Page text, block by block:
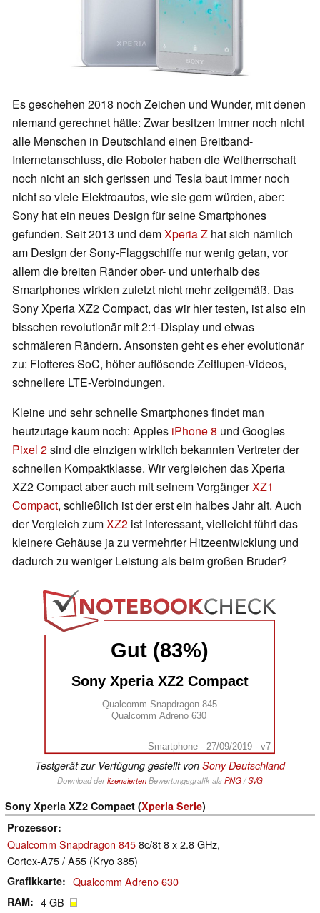
Es geschehen 2018 noch Zeichen und Wunder, mit denen
niemand gerechnet hätte: Zwar besitzen immer noch nicht
alle Menschen in Deutschland einen Breitband-
Internetanschluss, die Roboter haben die Weltherrschaft
noch nicht an sich gerissen und Tesla baut immer noch
nicht so viele Elektroautos, wie sie gern würden, aber:
Sony hat ein neues Design für seine Smartphones
gefunden. Seit 2013 und demXperia Z hat sich nämlich
am Design der Sony-Flaggschiffe nur wenig getan, vor
allem die breiten Ränder ober- und unterhalb des
Smartphones wirkten zuletzt nicht mehr zeitgemäß. Das
Sony Xperia XZ2 Compact, das wir hier testen, ist also ein
bisschen revolutionär mit 2:1-Display und etwas
schmäleren Rändern. Ansonsten geht es eher evolutionär
zu: Flotteres SoC, höher auflösende Zeitlupen-Videos,
schnellere LTE-Verbindungen.
Kleine und sehr schnelle Smartphones findet man
heutzutage kaum noch: Apples iPhone 8 und Googles
Pixel 2sind die einzigen wirklich bekannten Vertreter der
schnellen Kompaktklasse. Wir vergleichen das Xperia
XZ2 Compact aber auch mit seinem VorgängerXZ1
Compact, schließlich ist der erst ein halbes Jahr alt. Auch
der Vergleich zumXZ2 ist interessant, vielleicht führt das
kleinere Gehäuse ja zu vermehrter Hitzeentwicklung und
dadurch zu weniger Leistung als beim großen Bruder?
Gut (83%)
Sony Xperia XZ2 Compact
Qualcomm Snapdragon 845
Qualcomm Adreno 630
Smartphone - 27/09/2019 - v7
Testgerät zur Verfügung gestellt von Sony Deutschland
Download derlizensiertenBewertungsgrafik als PNG/SVG
Sony Xperia XZ2 Compact (Xperia Serie)
Prozessor
Qualcomm Snapdragon 8458c/8t 8 x 2.8 GHz,
Cortex-A75 / A55 (Kryo 385)
Grafikkarte Qualcomm Adreno 630
RAM 4 GB